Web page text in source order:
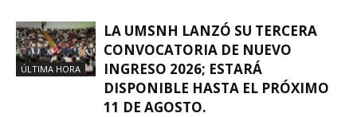
ÚLTIMA HORA
LA UMSNH LANZÓ SU TERCERA
CONVOCATORIA DE NUEVO
INGRESO 2026; ESTARÁ
DISPONIBLE HASTA EL PRÓXIMO
11 DE AGOSTO.